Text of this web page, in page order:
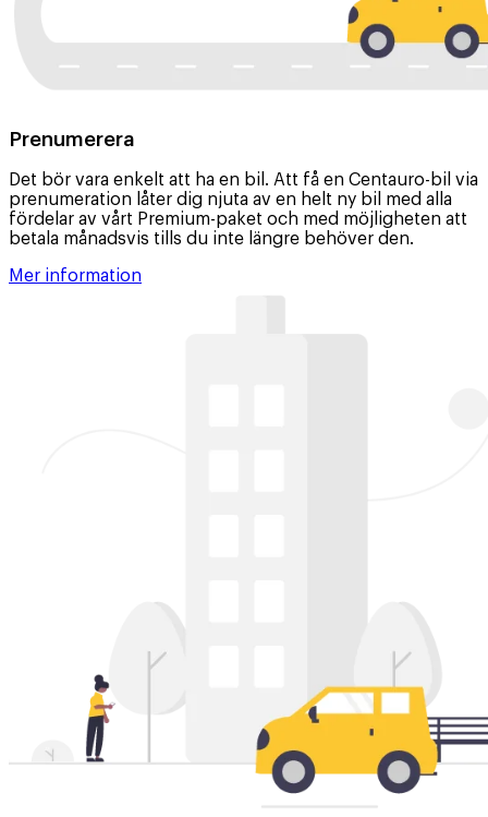
Prenumerera
Det bör vara enkelt att ha en bil. Att få en Centauro-bil via
prenumeration låter dig njuta av en helt ny bil med alla
fördelar av vårt Premium-paket och med möjligheten att
betala månadsvis tills du inte längre behöver den.
Mer information